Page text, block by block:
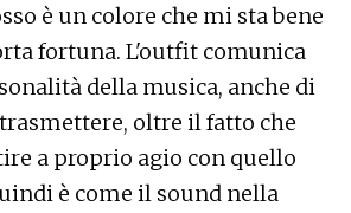
è un colore che mi sta bene
fortuna. L'outfit comunica
della musica, anche di
oltre il fatto che
a proprio agio con quello
è come il sound nella